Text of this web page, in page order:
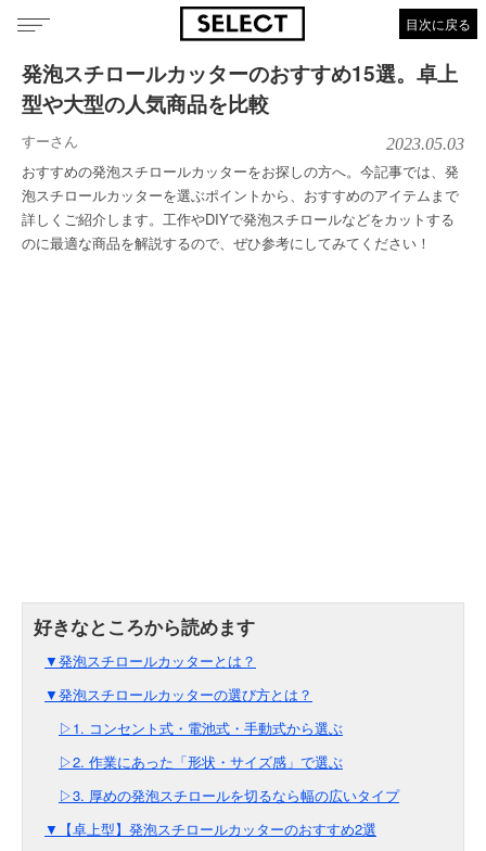
目次に戻る
発泡スチロールカッターのおすすめ15選。卓上
型や大型の人気商品を比較
すーさん 2023.05.03
おすすめの発泡スチロールカッターをお探しの方へ。今記事では、発
泡スチロールカッターを選ぶポイントから、おすすめのアイテムまで
詳しくご紹介します。工作やDIYで発泡スチロールなどをカットする
のに最適な商品を解説するので、ぜひ参考にしてみてください！
▼発泡スチロールカッターとは？
▼発泡スチロールカッターの選び方とは？
▷1. コンセント式・電池式・手動式から選ぶ
▷2. 作業にあった「形状・サイズ感」で選ぶ
▷3. 厚めの発泡スチロールを切るなら幅の広いタイプ
▼【卓上型】発泡スチロールカッターのおすすめ2選